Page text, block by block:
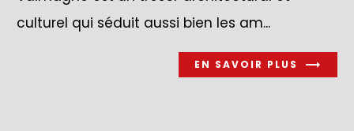
culturel qui séduit aussi bien les am...
EN SAVOIR PLUS